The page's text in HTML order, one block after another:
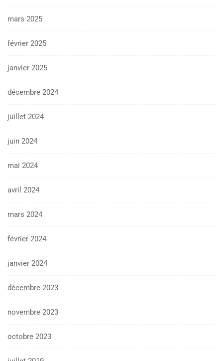
mars 2025
février 2025
janvier 2025
décembre 2024
juillet 2024
juin 2024
mai 2024
avril 2024
mars 2024
février 2024
janvier 2024
décembre 2023
novembre 2023
octobre 2023